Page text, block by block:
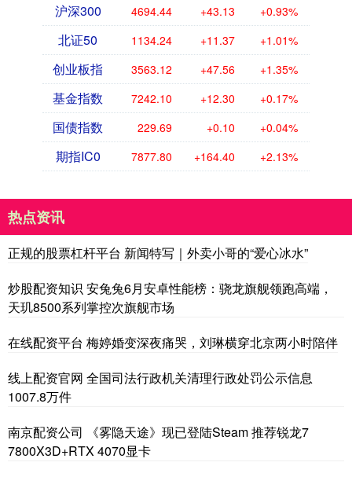
沪深300 4694.44 +43.13 +0.93%
北证50 1134.24 +11.37 +1.01%
创业板指 3563.12 +47.56 +1.35%
基金指数 7242.10 +12.30 +0.17%
国债指数 229.69 +0.10 +0.04%
期指IC0 7877.80 +164.40 +2.13%
热点资讯
正规的股票杠杆平台 新闻特写｜外卖小哥的“爱心冰水”
炒股配资知识 安兔兔6月安卓性能榜：骁龙旗舰领跑高端，
天玑8500系列掌控次旗舰市场
在线配资平台 梅婷婚变深夜痛哭，刘琳横穿北京两小时陪伴
线上配资官网 全国司法行政机关清理行政处罚公示信息
1007.8万件
南京配资公司 《雾隐天途》现已登陆Steam 推荐锐龙7
7800X3D+RTX 4070显卡